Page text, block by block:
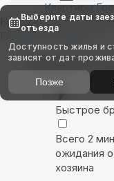
Квартиры
Найдём, где
Показать на карте
Выбирайте
Быстрое
Всего 2
ожидания
хозяина
Выберите даты
отъезда
Доступность жилья и
зависят от дат
Позже